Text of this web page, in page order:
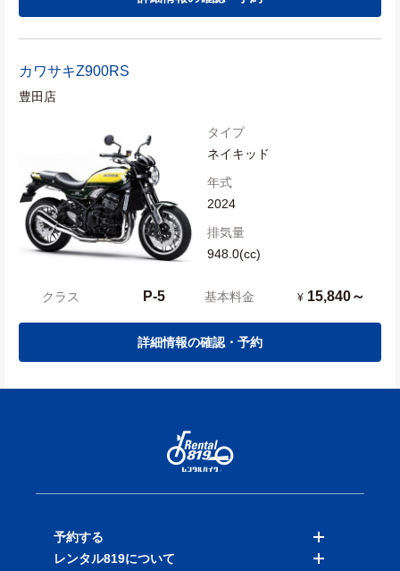
カワサキZ900RS
豊田店
タイプ
ネイキッド
年式
2024
排気量
948.0(cc)
クラス P-5 基本料金 ¥ 15,840～
詳細情報の確認・予約
予約する
レンタル819について